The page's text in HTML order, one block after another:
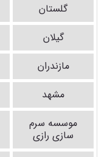
گلستان
گیلان
مازندران
مشهد
موسسه سرم
سازی رازی